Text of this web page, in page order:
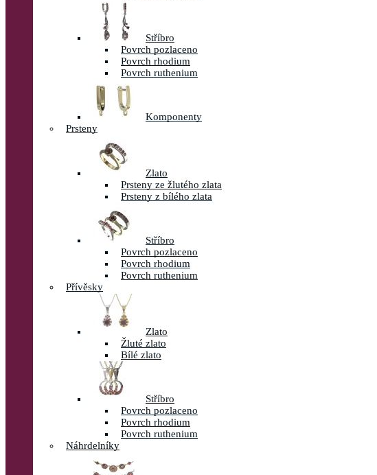
Stříbro
Povrch pozlaceno
Povrch rhodium
Povrch ruthenium
Komponenty
Prsteny
Zlato
Prsteny ze žlutého zlata
Prsteny z bílého zlata
Stříbro
Povrch pozlaceno
Povrch rhodium
Povrch ruthenium
Přívěsky
Zlato
Žluté zlato
Bílé zlato
Stříbro
Povrch pozlaceno
Povrch rhodium
Povrch ruthenium
Náhrdelníky